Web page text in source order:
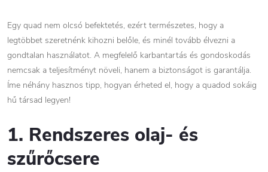
Egy quad nem olcsó befektetés, ezért természetes, hogy a
legtöbbet szeretnénk kihozni belőle, és minél tovább élvezni a
gondtalan használatot. A megfelelő karbantartás és gondoskodás
nemcsak a teljesítményt növeli, hanem a biztonságot is garantálja.
Íme néhány hasznos tipp, hogyan érheted el, hogy a quadod sokáig
hű társad legyen!
1. Rendszeres olaj- és
szűrőcsere